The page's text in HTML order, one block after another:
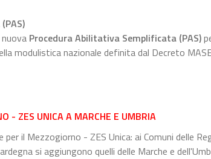
Procedura Abilitativa Semplificata (PAS)
modulistica nazionale definita dal Decreto
- ZES UNICA A MARCHE E UMBRIA
il Mezzogiorno - ZES Unica: ai Comuni delle
si aggiungono quelli delle Marche e